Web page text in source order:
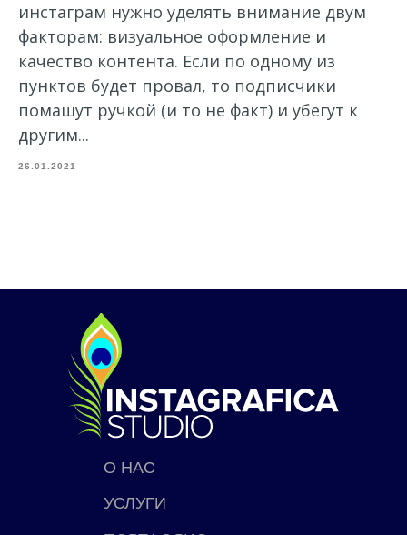
инстаграм нужно уделять внимание двум
факторам: визуальное оформление и
качество контента. Если по одному из
пунктов будет провал, то подписчики
помашут ручкой (и то не факт) и убегут к
другим...
26.01.2021
О НАС
УСЛУГИ